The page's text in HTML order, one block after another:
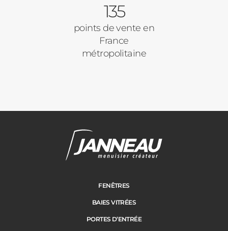
135
points de vente en
France
métropolitaine
FENÊTRES
BAIES VITRÉES
PORTES D’ENTRÉE